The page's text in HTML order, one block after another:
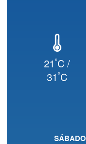
21°C /
31°C
SÁBADO